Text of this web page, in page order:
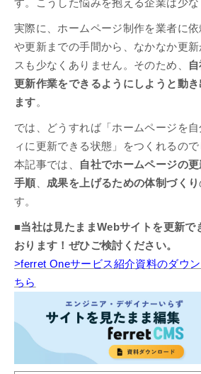
す。こうした悩みを抱える企業は少な
実際に、ホームページ制作を業者に
や更新までの手間から、なかなか更
スも少なくありません。そのため、
更新作業をできるようにしようと動
ます。
では、どうすれば「ホームページを
ィに更新できる状態」をつくれるので
本記事では、
自社でホームページの
手順
成果を上げるための体制づくり
す。
■当社は見たままWebサイトを更新で
おります！ぜひご検討ください。
>ferret Oneサービス紹介資料のダウ
ちら